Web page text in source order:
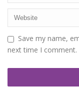
Save my name,
next time I comment.